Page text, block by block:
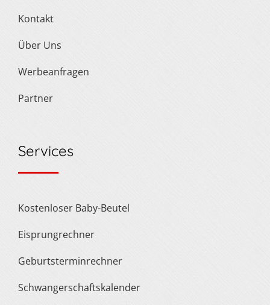
Kontakt
Über Uns
Werbeanfragen
Partner
Services
Kostenloser Baby-Beutel
Eisprungrechner
Geburtsterminrechner
Schwangerschaftskalender